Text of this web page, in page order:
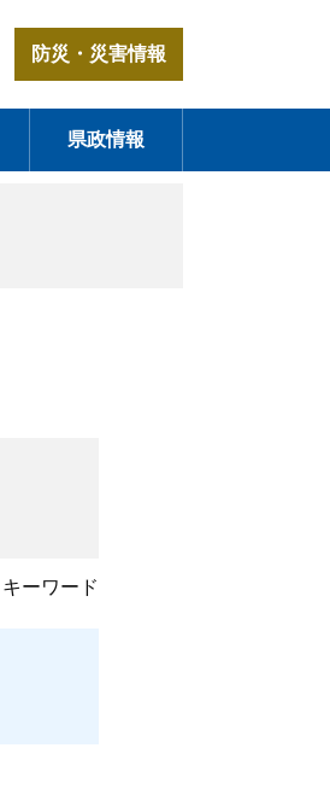
防災・災害情報
県政情報
キーワード